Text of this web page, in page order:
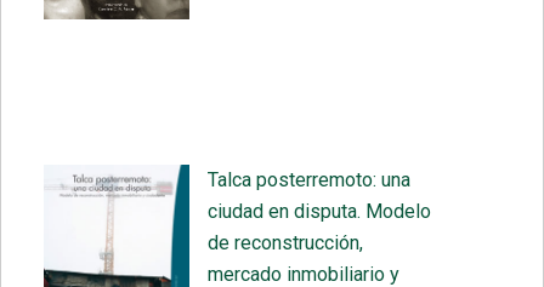
Talca posterremoto: una
ciudad en disputa. Modelo
de reconstrucción,
mercado inmobiliario y